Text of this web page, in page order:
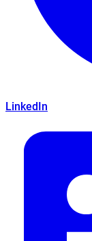
LinkedIn